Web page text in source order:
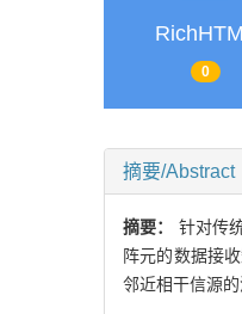
0
摘要/Abstract
摘要： 针对传
阵元的数据接
邻近相干信源